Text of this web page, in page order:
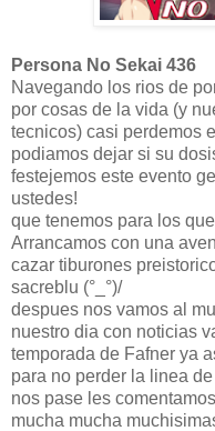
Persona No Sekai 436
Navegando los rios de
por cosas de la vida (y
tecnicos) casi perdemos
podiamos dejar si su
festejemos este evento
ustedes!
que tenemos para los
Arrancamos con una
cazar tiburones
sacreblu (°_°)/
despues nos vamos al
nuestro dia con noticias
temporada de Fafner ya
para no perder la linea
nos pase les
mucha mucha